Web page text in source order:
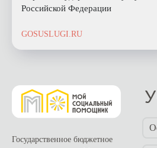
Российской Федерации
GOSUSLUGI.RU
Государственное бюджетное